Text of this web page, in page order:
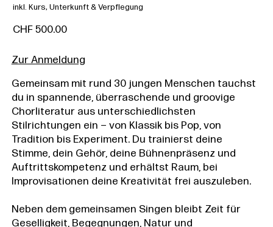
inkl. Kurs, Unterkunft & Verpflegung
CHF 500.00
Zur Anmeldung
Gemeinsam mit rund 30 jungen Menschen tauchst
du in spannende, überraschende und groovige
Chorliteratur aus unterschiedlichsten
Stilrichtungen ein – von Klassik bis Pop, von
Tradition bis Experiment. Du trainierst deine
Stimme, dein Gehör, deine Bühnenpräsenz und
Auftrittskompetenz und erhältst Raum, bei
Improvisationen deine Kreativität frei auszuleben.
Neben dem gemeinsamen Singen bleibt Zeit für
Geselligkeit, Begegnungen, Natur und